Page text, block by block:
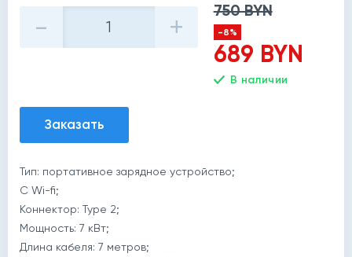
- +
750 BYN
-8%
689 BYN
В наличии
Заказать
Тип: портативное зарядное устройство;
С Wi-fi;
Коннектор: Type 2;
Мощность: 7 кВт;
Длина кабеля: 7 метров;